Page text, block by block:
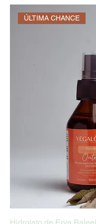
ÚLTIMA CHANCE